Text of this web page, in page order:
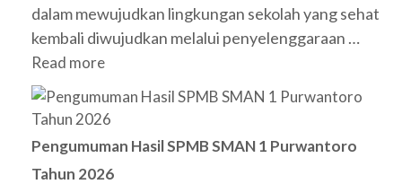
dalam mewujudkan lingkungan sekolah yang sehat
kembali diwujudkan melalui penyelenggaraan …
Read more
Pengumuman Hasil SPMB SMAN 1 Purwantoro
Tahun 2026